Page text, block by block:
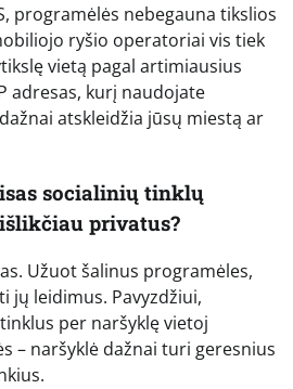
programėlės nebegauna tikslios
ryšio operatoriai vis tiek
vietą pagal artimiausius
adresas, kurį naudojate
atskleidžia jūsų miestą ar
socialinių tinklų
privatus?
Užuot šalinus programėles,
jų leidimus. Pavyzdžiui,
per naršyklę vietoj
– naršyklė dažnai turi geresnius